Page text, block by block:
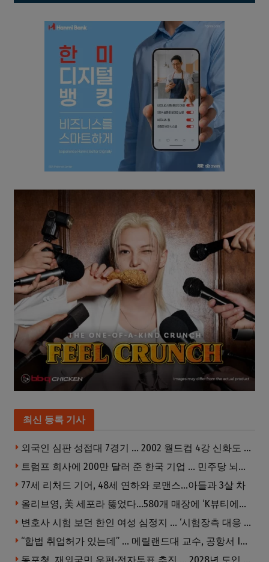
최신 등록 기사
외국인 심판 성접대 7경기 … 2002 월드컵 4강 신화도 흔들
트럼프 회사에 200만 달러 준 한국 기업 … 민주당 뇌물의혹 조사
77세 리처드 기어, 48세 연하와 로맨스…아들과 3살 차
올리브영, 美 세포라 뚫었다…580개 매장에 ‘K뷰티에딧’ 론칭
변호사 시험 보던 한인 여성 심정지 … ‘시험장측 대응 부적절’ 소송
“합법 취업허가 있는데” … 메릴랜드대 교수, 공항서 ICE에 체포, 구금 중